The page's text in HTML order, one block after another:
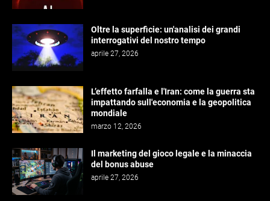
Oltre la superficie: un'analisi dei grandi
interrogativi del nostro tempo
aprile 27, 2026
L’effetto farfalla e l'Iran: come la guerra sta
impattando sull'economia e la geopolitica
mondiale
marzo 12, 2026
Il marketing del gioco legale e la minaccia
del bonus abuse
aprile 27, 2026